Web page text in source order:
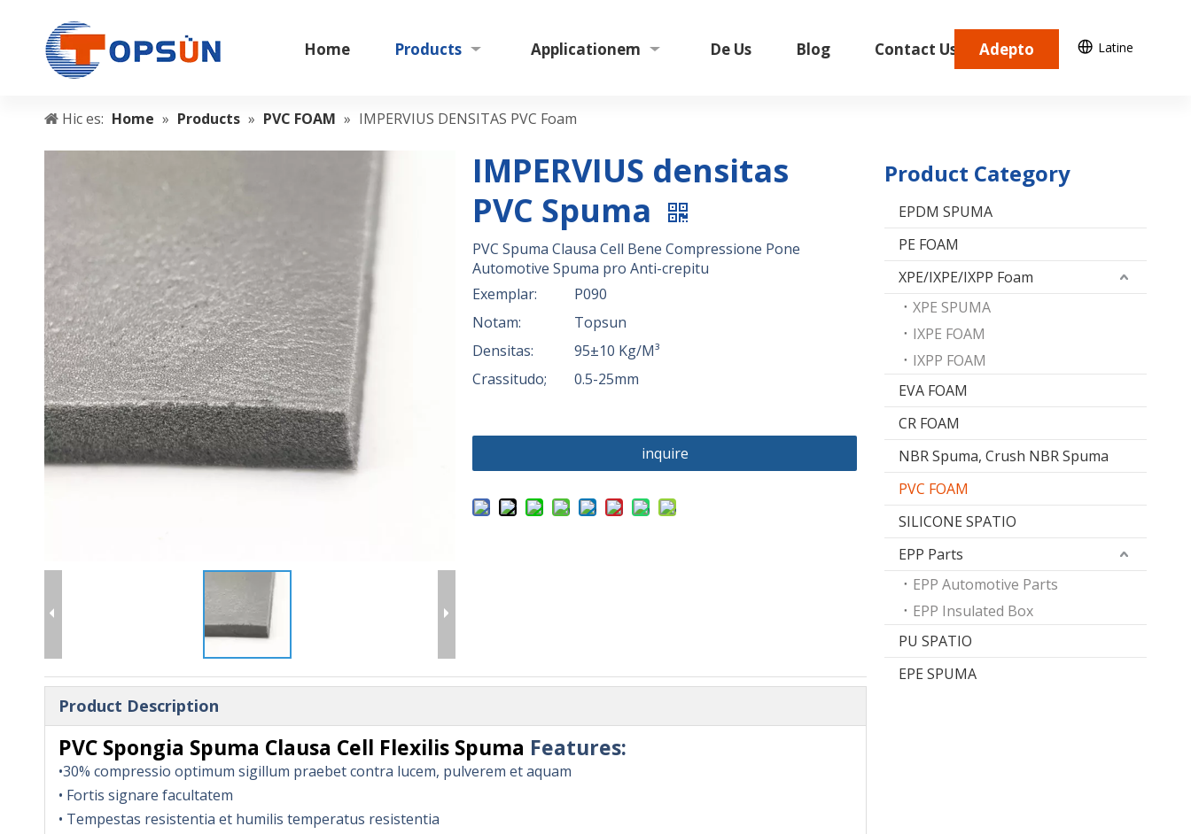
Home Products Applicationem De Us Blog Contact Us
Adepto
Latine
Hic es: Home » Products » PVC FOAM » IMPERVIUS DENSITAS PVC Foam
IMPERVIUS densitas
PVC Spuma
PVC Spuma Clausa Cell Bene Compressione Pone
Automotive Spuma pro Anti-crepitu
Exemplar:
P090
Notam:
Topsun
Densitas:
95±10 Kg/M³
Crassitudo;
0.5-25mm
inquire
Product Description
PVC Spongia Spuma Clausa Cell Flexilis Spuma Features:
•30% compressio optimum sigillum praebet contra lucem, pulverem et aquam
• Fortis signare facultatem
• Tempestas resistentia et humilis temperatus resistentia
Product Category
EPDM SPUMA
PE FOAM
XPE/IXPE/IXPP Foam
XPE SPUMA
IXPE FOAM
IXPP FOAM
EVA FOAM
CR FOAM
NBR Spuma, Crush NBR Spuma
PVC FOAM
SILICONE SPATIO
EPP Parts
EPP Automotive Parts
EPP Insulated Box
PU SPATIO
EPE SPUMA